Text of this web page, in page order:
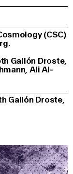
(CSC)
Gallón Droste,
Ali Al-
Gallón Droste,